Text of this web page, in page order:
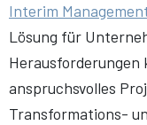
Interim
Lösung für
Herausforderungen
anspruchsvolles
Transformations-